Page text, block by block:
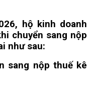
hộ kinh doanh
chuyển sang nộp
như sau:
sang nộp thuế kê